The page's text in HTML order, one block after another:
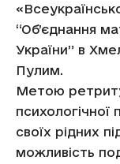
“Об’єднання
України” в
Пулим.
Метою
психологічної
своїх рідних
можливість